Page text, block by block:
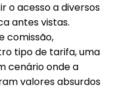
o acesso a diversos
antes vistas.
comissão,
tipo de tarifa, uma
cenário onde a
valores absurdos